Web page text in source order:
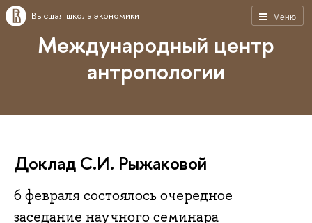
Меню
Высшая школа экономики
Международный центр
антропологии
Доклад С.И. Рыжаковой
6 февраля состоялось очередное
заседание научного семинара